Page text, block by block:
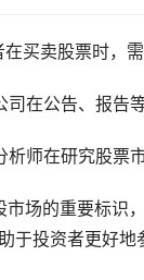
买卖股票时，
在公告、报告
师在研究股票
场的重要标识
于投资者更好地